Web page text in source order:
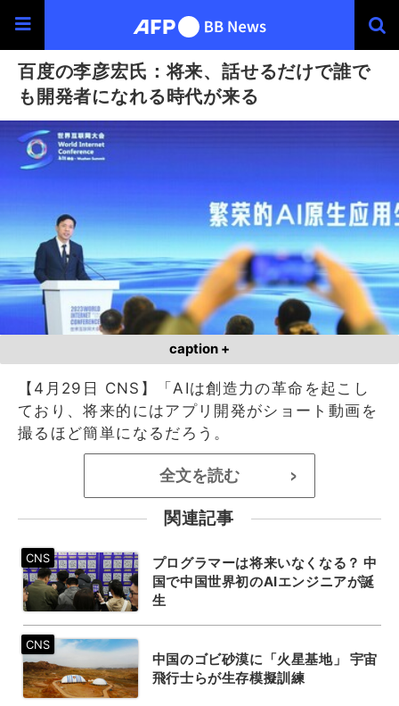
百度の李彦宏氏：将来、話せるだけで誰で
も開発者になれる時代が来る
caption +
【4月29日 CNS】「AIは創造力の革命を起こし
ており、将来的にはアプリ開発がショート動画を
撮るほど簡単になるだろう。
全文を読む >
関連記事
プログラマーは将来いなくなる？ 中
国で中国世界初のAIエンジニアが誕
生
中国のゴビ砂漠に「火星基地」 宇宙
飛行士らが生存模擬訓練